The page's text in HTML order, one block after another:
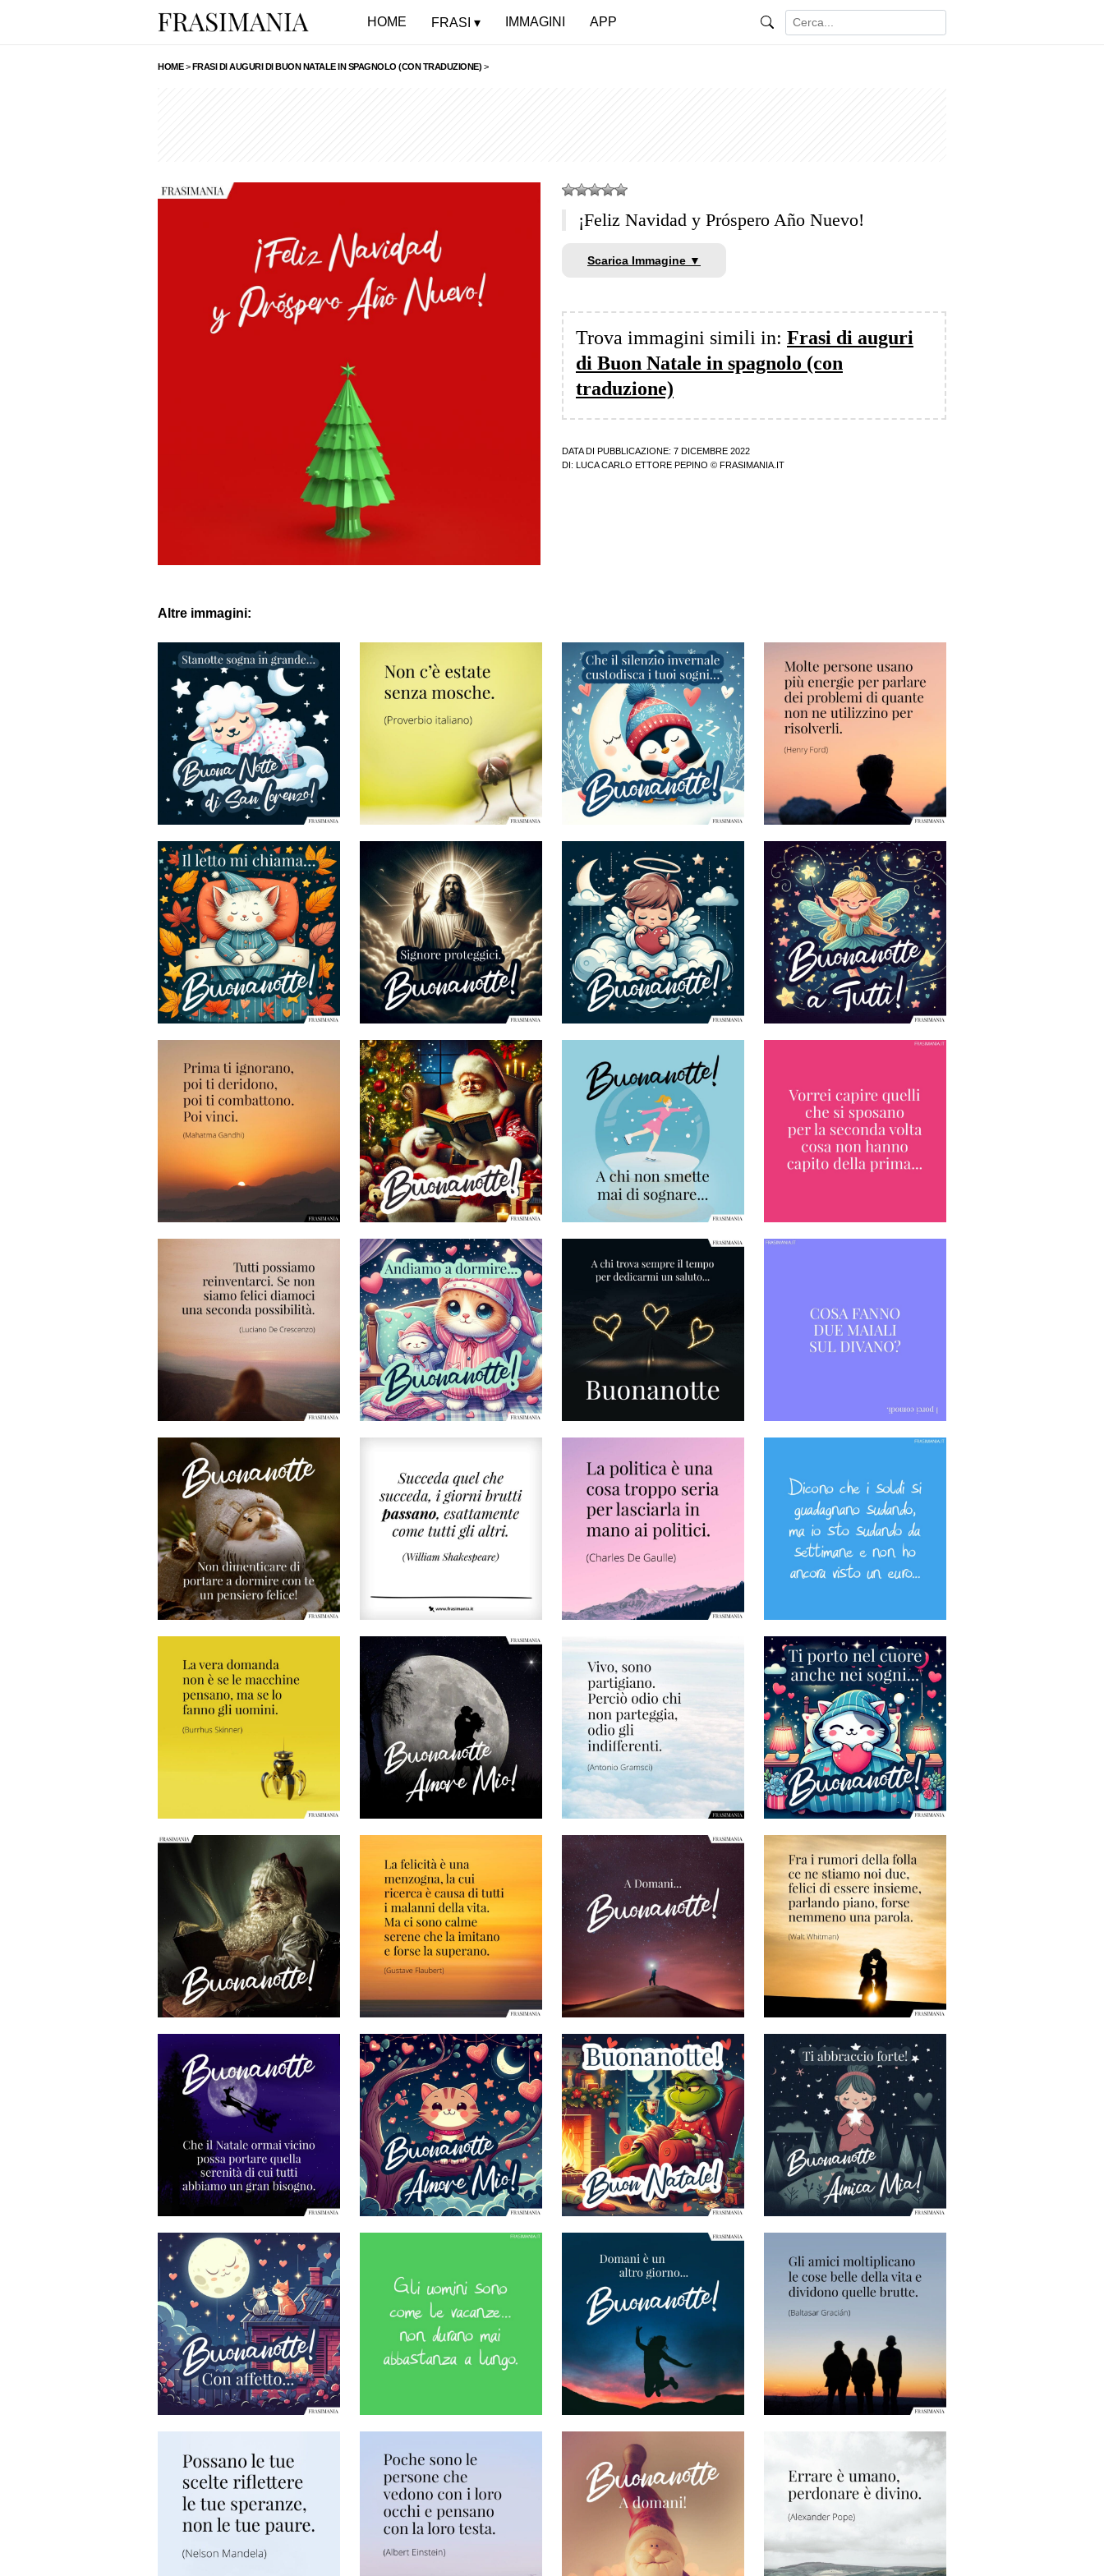
HOME FRASI IMMAGINI APP
HOME>FRASI DI AUGURI DI BUON NATALE IN SPAGNOLO (CON TRADUZIONE) >
¡Feliz Navidad y Próspero Año Nuevo!
Scarica Immagine ▼
Trova immagini simili in: Frasi di auguri
di Buon Natale in spagnolo (con
traduzione)
DATA DI PUBBLICAZIONE: 7 DICEMBRE 2022
DI:
LUCA CARLO ETTORE PEPINO © FRASIMANIA.IT
Altre immagini: